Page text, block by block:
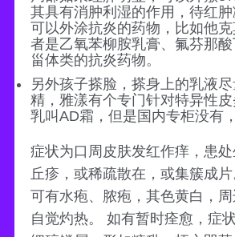
其具有消肿利湿的作用，待红
可以外涂抗炎的药物，比如他
者是乙氧苯柳胺乳膏、氟芬那
甾体类的抗炎药物。
另外孩子搽脸，搽身上的乳液
精，雅漾有个专门针对特异性
乳叫AD霜，但是国内专柜没有
症状为口周皮肤发红作痒，患
丘疹，或稀疏散在，或集簇成
可有水疱、脓疱，其色黄白，周
自觉灼热。 如有暂时痊愈，症